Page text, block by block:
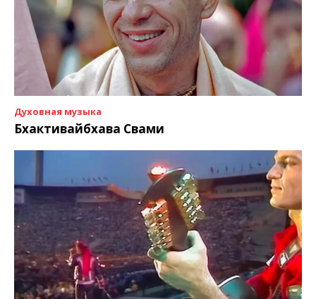
Духовная музыка
Бхактивайбхава Свами